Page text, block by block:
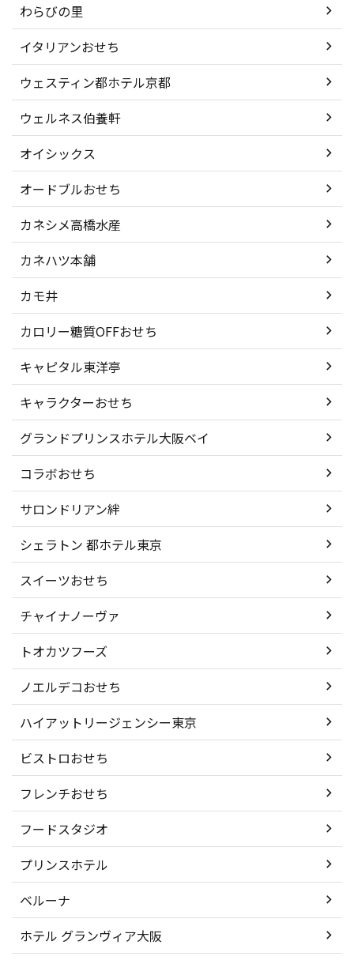
わらびの里
イタリアンおせち
ウェスティン都ホテル京都
ウェルネス伯養軒
オイシックス
オードブルおせち
カネシメ高橋水産
カネハツ本舗
カモ井
カロリー糖質OFFおせち
キャピタル東洋亭
キャラクターおせち
グランドプリンスホテル大阪ベイ
コラボおせち
サロンドリアン絆
シェラトン 都ホテル東京
スイーツおせち
チャイナノーヴァ
トオカツフーズ
ノエルデコおせち
ハイアットリージェンシー東京
ビストロおせち
フレンチおせち
フードスタジオ
プリンスホテル
ベルーナ
ホテル グランヴィア大阪